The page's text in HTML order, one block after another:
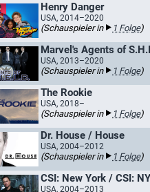
Henry Danger
USA, 2014–2020
(Schauspieler in 1 Folge)
Marvel's Agents of
USA, 2013–2020
(Schauspieler in 1 Folge)
The Rookie
USA, 2018–
(Schauspieler in 1 Folge)
Dr. House / House
USA, 2004–2012
(Schauspieler in 1 Folge)
CSI: New York / CSI: NY
USA, 2004–2013